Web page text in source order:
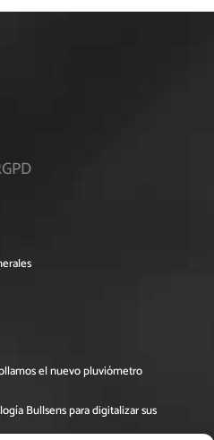
el nuevo pluviómetro
Bullsens para digitalizar sus